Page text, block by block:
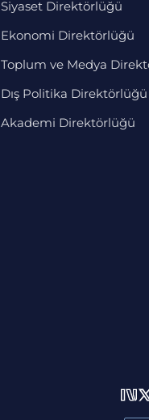
Siyaset Direktörlüğü
Ekonomi Direktörlüğü
Toplum ve Medya
Dış Politika Direktörlüğü
Akademi Direktörlüğü